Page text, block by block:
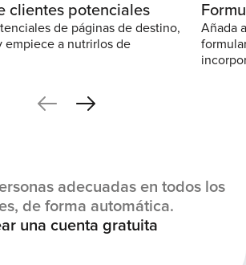
clientes potenciales
de páginas de destino,
empiece a nutrirlos de
Añada
adecuadas en todos los
de forma automática.
una cuenta gratuita